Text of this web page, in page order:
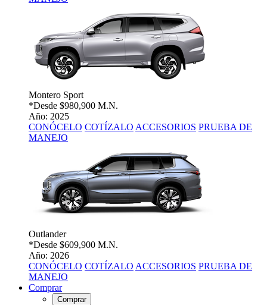
Montero Sport
*Desde $980,900 M.N.
Año: 2025
CONÓCELO COTÍZALO ACCESORIOS PRUEBA DE
MANEJO
Outlander
*Desde $609,900 M.N.
Año: 2026
CONÓCELO COTÍZALO ACCESORIOS PRUEBA DE
MANEJO
Comprar
Comprar